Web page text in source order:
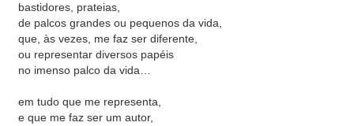
bastidores, prateias,
de palcos grandes ou pequenos da vida,
que, às vezes, me faz ser diferente,
ou representar diversos papéis
no imenso palco da vida…
em tudo que me representa,
e que me faz ser um autor,